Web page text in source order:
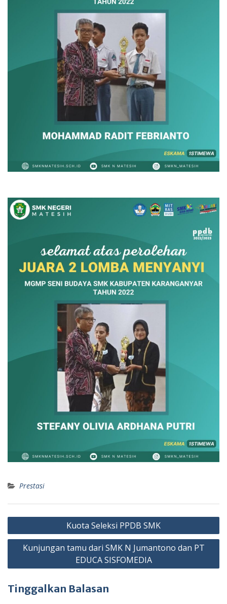
Prestasi
Navigasi
pos
Kuota Seleksi PPDB SMK
Kunjungan tamu dari SMK N Jumantono dan PT
EDUCA SISFOMEDIA
Tinggalkan Balasan